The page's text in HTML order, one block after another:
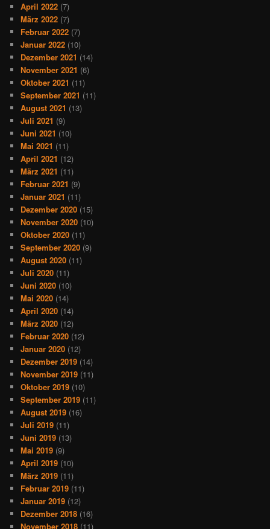
April 2022 (7)
März 2022 (7)
Februar 2022 (7)
Januar 2022 (10)
Dezember 2021 (14)
November 2021 (6)
Oktober 2021 (11)
September 2021 (11)
August 2021 (13)
Juli 2021 (9)
Juni 2021 (10)
Mai 2021 (11)
April 2021 (12)
März 2021 (11)
Februar 2021 (9)
Januar 2021 (11)
Dezember 2020 (15)
November 2020 (10)
Oktober 2020 (11)
September 2020 (9)
August 2020 (11)
Juli 2020 (11)
Juni 2020 (10)
Mai 2020 (14)
April 2020 (14)
März 2020 (12)
Februar 2020 (12)
Januar 2020 (12)
Dezember 2019 (14)
November 2019 (11)
Oktober 2019 (10)
September 2019 (11)
August 2019 (16)
Juli 2019 (11)
Juni 2019 (13)
Mai 2019 (9)
April 2019 (10)
März 2019 (11)
Februar 2019 (11)
Januar 2019 (12)
Dezember 2018 (16)
November 2018 (11)